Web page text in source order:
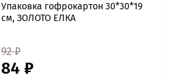
Упаковка гофрокартон 30*30*19
см, ЗОЛОТО ЕЛКА
92 ₽
84 ₽